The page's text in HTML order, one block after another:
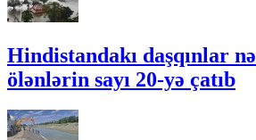
Hindistandakı daşqınlar
ölənlərin sayı 20-yə çatıb